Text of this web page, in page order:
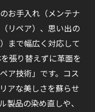
お手入れ（メンテナ
リペア）、思い出の
まで幅広く対応して
張り替えずに革面を
ア技術」です。コス
アな美しさを蘇らせ
製品の染め直しや、